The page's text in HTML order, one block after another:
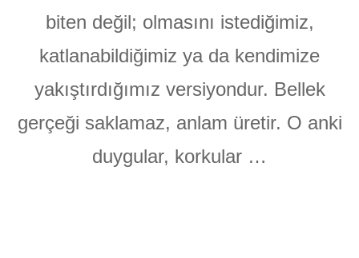
biten değil; olmasını istediğimiz,
katlanabildiğimiz ya da kendimize
yakıştırdığımız versiyondur. Bellek
gerçeği saklamaz, anlam üretir. O anki
duygular, korkular …